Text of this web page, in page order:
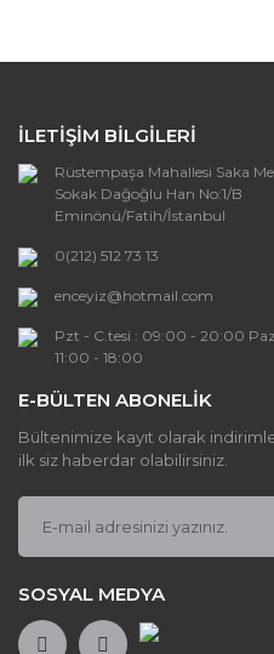
Ürün
Ürün bilgilerinde
Ürün fiyatı diğer
Bu ürüne benzer
İLETİŞİM BİLGİLERİ
Rüstempaşa Mahallesi Saka
Sokak Dağoğlu Han No:1/B
Eminönü/Fatih/İstanbul
0(212) 512 73 13
enceyiz@hotmail.com
Pzt - C.tesi : 09:00 - 20:00
11:00 - 18:00
E-BÜLTEN ABONELİK
Bültenimize kayıt olarak
ilk siz haberdar olabilirsiniz.
SOSYAL MEDYA